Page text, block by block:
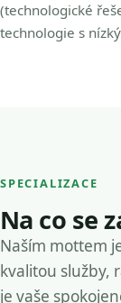
(technologické
technologie s
SPECIALIZACE
Na co se
Naším mottem
kvalitou služby,
je vaše